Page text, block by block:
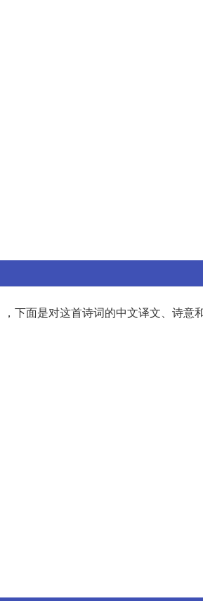
下面是对这首诗词的中文译文、诗意